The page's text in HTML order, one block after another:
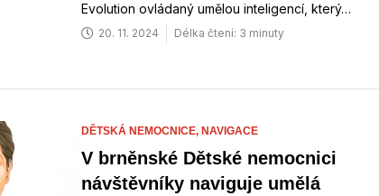
Evolution ovládaný umělou inteligencí, který…
20. 11. 2024 Délka čtení: 3 minuty
DĚTSKÁ NEMOCNICE, NAVIGACE
V brněnské Dětské nemocnici
návštěvníky naviguje umělá